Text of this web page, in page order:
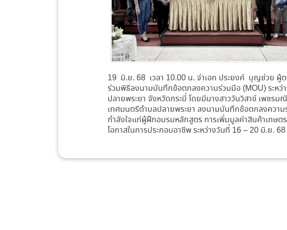
19 มิ.ย. 68 เวลา 10.00 น. จ่าเอก ประยงค์ บุญช่วย ผู้
ร่วมพิธีลงนามบันทึกข้อตกลงความร่วมมือ (MOU) ระห
ปลายพระยา จังหวัดกระบี่ โดยมีนางสาววันวิสาข์ เพช
เทศมนตรีตำบลปลายพระยา ลงนามบันทึกข้อตกลงควา
กำลังใจแก่ผู้ฝึกอบรมหลักสูตร การเพิ่มมูลค่าสินค้าเกษต
โอกาสในการประกอบอาชีพ ระหว่างวันที่ 16 – 20 มิ.ย.